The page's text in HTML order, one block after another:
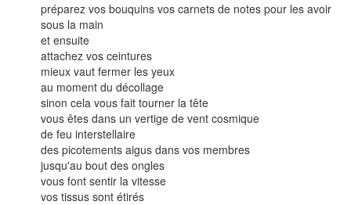
préparez vos bouquins vos carnets de notes pour les avoir
sous la main
et ensuite
attachez vos ceintures
mieux vaut fermer les yeux
au moment du décollage
sinon cela vous fait tourner la tête
vous êtes dans un vertige de vent cosmique
de feu interstellaire
des picotements aigus dans vos membres
jusqu'au bout des ongles
vous font sentir la vitesse
vos tissus sont étirés